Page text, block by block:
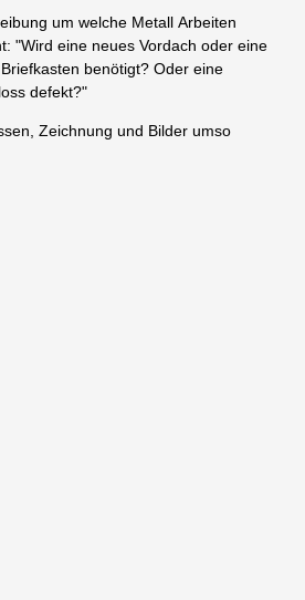
um welche Metall Arbeiten
"Wird eine neues Vordach oder eine
benötigt? Oder eine
defekt?"
Zeichnung und Bilder umso